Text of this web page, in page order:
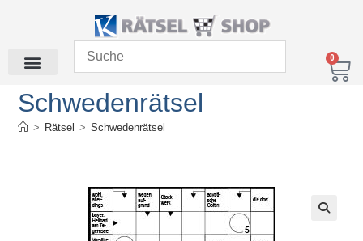
0
Schwedenrätsel
> Rätsel > Schwedenrätsel